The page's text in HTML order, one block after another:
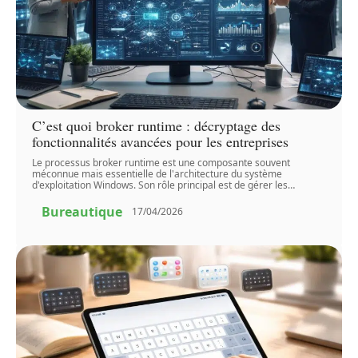
C’est quoi broker runtime : décryptage des
fonctionnalités avancées pour les entreprises
Le processus broker runtime est une composante souvent
méconnue mais essentielle de l'architecture du système
d'exploitation Windows. Son rôle principal est de gérer les…
Bureautique 17/04/2026